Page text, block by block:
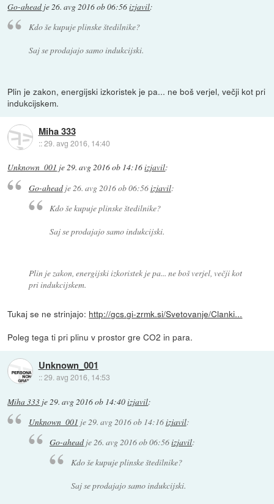
Go-ahead je26. avg 2016 ob 06:56izjavil:
Kdo še kupuje plinske štedilnike?
Saj se prodajajo samo indukcijski.
Plin je zakon, energijski izkoristek je pa... ne boš verjel, večji kot pri
indukcijskem.
Miha 333
::29. avg 2016, 14:40
Unknown_001 je29. avg 2016 ob 14:16izjavil:
Go-aheadje26. avg 2016 ob 06:56izjavil:
Kdo še kupuje plinske štedilnike?
Saj se prodajajo samo indukcijski.
Plin je zakon, energijski izkoristek je pa... ne boš verjel, večji kot
pri indukcijskem.
Tukaj se ne strinjajo: http://gcs.gi-zrmk.si/Svetovanje/Clanki...
Poleg tega ti pri plinu v prostor gre CO2 in para.
Unknown_001
::29. avg 2016, 14:53
Miha 333 je 29. avg 2016 ob 14:40izjavil:
Unknown_001 je29. avg 2016 ob 14:16izjavil:
Go-aheadje 26. avg 2016 ob 06:56izjavil:
Kdo še kupuje plinske štedilnike?
Saj se prodajajo samo indukcijski.